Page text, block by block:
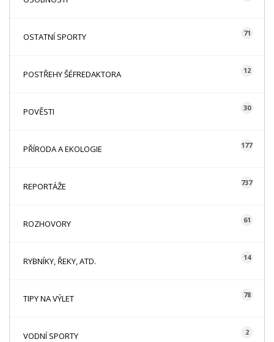
OSTATNÍ SPORTY 71
POSTŘEHY ŠÉFREDAKTORA 12
POVĚSTI 30
PŘÍRODA A EKOLOGIE 177
REPORTÁŽE 737
ROZHOVORY 61
RYBNÍKY, ŘEKY, ATD. 14
TIPY NA VÝLET 78
VODNÍ SPORTY 2